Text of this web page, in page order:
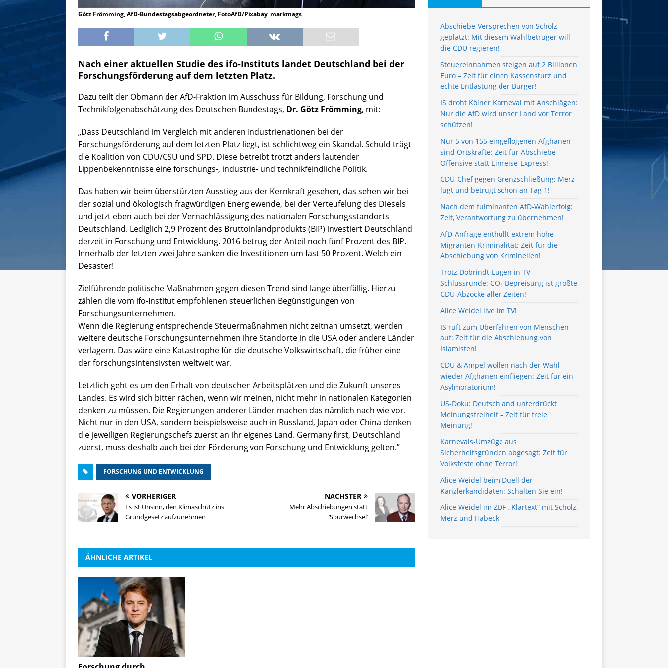
Götz Frömming, AfD-Bundestagsabgeordneter, FotoAfD/Pixabay_markmags
Nach einer aktuellen Studie des ifo-Instituts landet Deutschland bei der
Forschungsförderung auf dem letzten Platz.
Dazu teilt der Obmann der AfD-Fraktion im Ausschuss für Bildung, Forschung und
Technikfolgenabschätzung des Deutschen Bundestags, Dr. Götz Frömming, mit:
„Dass Deutschland im Vergleich mit anderen Industrienationen bei der
Forschungsförderung auf dem letzten Platz liegt, ist schlichtweg ein Skandal. Schuld trägt
die Koalition von CDU/CSU und SPD. Diese betreibt trotzt anders lautender
Lippenbekenntnisse eine forschungs-, industrie- und technikfeindliche Politik.
Das haben wir beim überstürzten Ausstieg aus der Kernkraft gesehen, das sehen wir bei
der sozial und ökologisch fragwürdigen Energiewende, bei der Verteufelung des Diesels
und jetzt eben auch bei der Vernachlässigung des nationalen Forschungsstandorts
Deutschland. Lediglich 2,9 Prozent des Bruttoinlandprodukts (BIP) investiert Deutschland
derzeit in Forschung und Entwicklung. 2016 betrug der Anteil noch fünf Prozent des BIP.
Innerhalb der letzten zwei Jahre sanken die Investitionen um fast 50 Prozent. Welch ein
Desaster!
Zielführende politische Maßnahmen gegen diesen Trend sind lange überfällig. Hierzu
zählen die vom ifo-Institut empfohlenen steuerlichen Begünstigungen von
Forschungsunternehmen.
Wenn die Regierung entsprechende Steuermaßnahmen nicht zeitnah umsetzt, werden
weitere deutsche Forschungsunternehmen ihre Standorte in die USA oder andere Länder
verlagern. Das wäre eine Katastrophe für die deutsche Volkswirtschaft, die früher eine
der forschungsintensivsten weltweit war.
Letztlich geht es um den Erhalt von deutschen Arbeitsplätzen und die Zukunft unseres
Landes. Es wird sich bitter rächen, wenn wir meinen, nicht mehr in nationalen Kategorien
denken zu müssen. Die Regierungen anderer Länder machen das nämlich nach wie vor.
Nicht nur in den USA, sondern beispielsweise auch in Russland, Japan oder China denken
die jeweiligen Regierungschefs zuerst an ihr eigenes Land. Germany first, Deutschland
zuerst, muss deshalb auch bei der Förderung von Forschung und Entwicklung gelten.”
FORSCHUNG UND ENTWICKLUNG
VORHERIGER
Es ist Unsinn, den Klimaschutz ins
Grundgesetz aufzunehmen
NÄCHSTER
Mehr Abschiebungen statt
‘Spurwechsel’
ÄHNLICHE ARTIKEL
Abschiebe-Versprechen von Scholz
geplatzt: Mit diesem Wahlbetrüger will
die CDU regieren!
Steuereinnahmen steigen auf 2 Billionen
Euro – Zeit für einen Kassensturz und
echte Entlastung der Bürger!
IS droht Kölner Karneval mit Anschlägen:
Nur die AfD wird unser Land vor Terror
schützen!
Nur 5 von 155 eingeflogenen Afghanen
sind Ortskräfte: Zeit für Abschiebe-
Offensive statt Einreise-Express!
CDU-Chef gegen Grenzschließung: Merz
lügt und betrügt schon an Tag 1!
Nach dem fulminanten AfD-Wahlerfolg:
Zeit, Verantwortung zu übernehmen!
AfD-Anfrage enthüllt extrem hohe
Migranten-Kriminalität: Zeit für die
Abschiebung von Kriminellen!
Trotz Dobrindt-Lügen in TV-
Schlussrunde: CO₂-Bepreisung ist größte
CDU-Abzocke aller Zeiten!
Alice Weidel live im TV!
IS ruft zum Überfahren von Menschen
auf: Zeit für die Abschiebung von
Islamisten!
CDU & Ampel wollen nach der Wahl
wieder Afghanen einfliegen: Zeit für ein
Asylmoratorium!
US-Doku: Deutschland unterdrückt
Meinungsfreiheit – Zeit für freie
Meinung!
Karnevals-Umzüge aus
Sicherheitsgründen abgesagt: Zeit für
Volksfeste ohne Terror!
Alice Weidel beim Duell der
Kanzlerkandidaten: Schalten Sie ein!
Alice Weidel im ZDF-„Klartext“ mit Scholz,
Merz und Habeck